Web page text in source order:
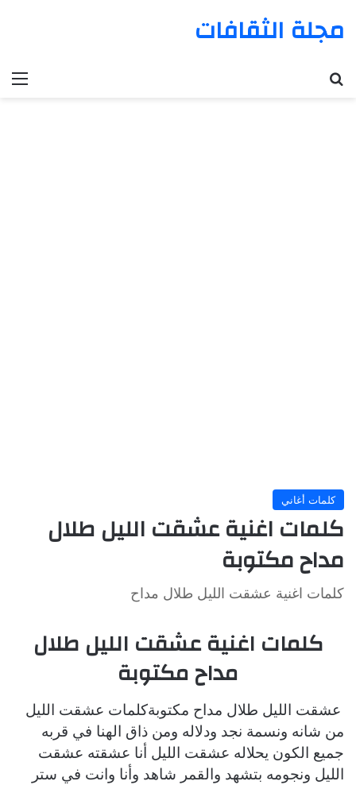
مجلة الثقافات
كلمات أغاني
كلمات اغنية عشقت الليل طلال
مداح مكتوبة
كلمات اغنية عشقت الليل طلال مداح
كلمات اغنية عشقت الليل طلال
مداح مكتوبة
عشقت الليل طلال مداح مكتوبةكلمات عشقت الليل
من شانه ونسمة نجد ودلاله ومن ذاق الهنا في قربه
جميع الكون يحلاله عشقت الليل أنا عشقته عشقت
الليل ونجومه بتشهد والقمر شاهد وأنا وانت في ستر